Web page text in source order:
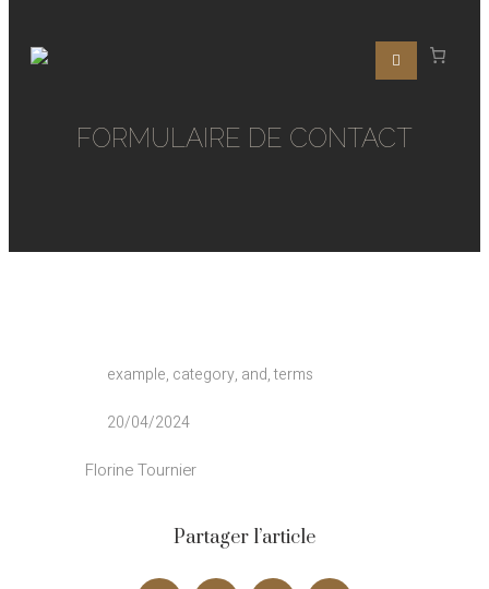
FORMULAIRE DE CONTACT
example, category, and, terms
20/04/2024
Florine Tournier
Partager l’article